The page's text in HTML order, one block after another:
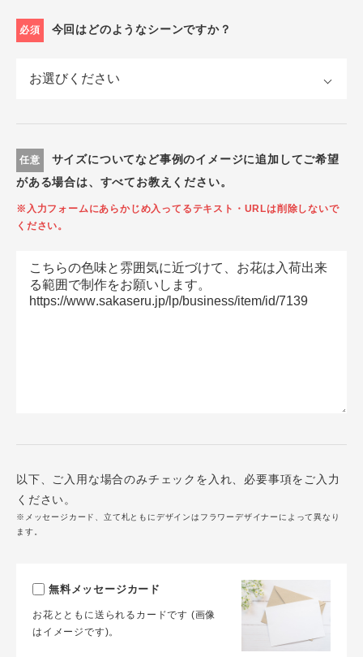
必須 今回はどのようなシーンですか？
任意
サイズについてなど事例のイメージに追加してご希望
がある場合は、すべてお教えください。
※入力フォームにあらかじめ入ってるテキスト・URLは削除しないで
ください。
以下、ご入用な場合のみチェックを入れ、必要事項をご入力
ください。
※メッセージカード、立て札ともにデザインはフラワーデザイナーによって異なり
ます。
無料メッセージカード
お花とともに送られるカードです (画像
はイメージです)。